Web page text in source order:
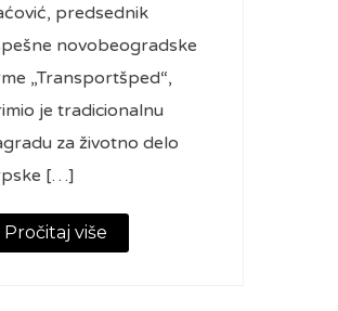
predsednik
novobeogradske
„Transportšped“,
je tradicionalnu
za životno delo
[…]
Pročitaj više